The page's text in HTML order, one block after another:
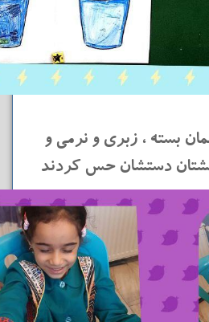
بسته ، زبری و نرمی و
دستشان حس کردند